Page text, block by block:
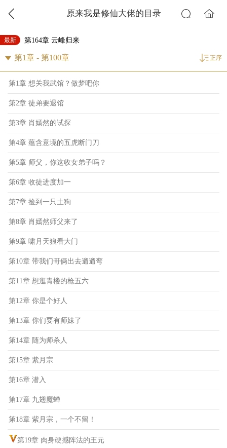
原来我是修仙大佬的目录
最新 第164章 云峰归来
正序
第1章 想关我武馆？做梦吧你
第2章 徒弟要退馆
第3章 肖嫣然的试探
第4章 蕴含意境的五虎断门刀
第5章 师父，你这收女弟子吗？
第6章 收徒进度加一
第7章 捡到一只土狗
第8章 肖嫣然师父来了
第9章 啸月天狼看大门
第10章 带我们哥俩出去遛遛弯
第11章 想逛青楼的枪五六
第12章 你是个好人
第13章 你们要有师妹了
第14章 随为师杀人
第15章 紫月宗
第16章 潜入
第17章 九翅魔蝉
第18章 紫月宗，一个不留！
第19章 肉身硬撼阵法的王元